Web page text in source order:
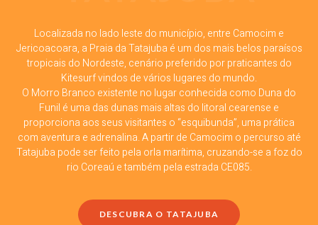
Localizada no lado leste do município, entre Camocim e
Jericoacoara, a Praia da Tatajuba é um dos mais belos paraísos
tropicais do Nordeste, cenário preferido por praticantes do
Kitesurf vindos de vários lugares do mundo.
O Morro Branco existente no lugar conhecida como Duna do
Funil é uma das dunas mais altas do litoral cearense e
proporciona aos seus visitantes o “esquibunda”, uma prática
com aventura e adrenalina. A partir de Camocim o percurso até
Tatajuba pode ser feito pela orla marítima, cruzando-se a foz do
rio Coreaú e também pela estrada CE085.
DESCUBRA O TATAJUBA